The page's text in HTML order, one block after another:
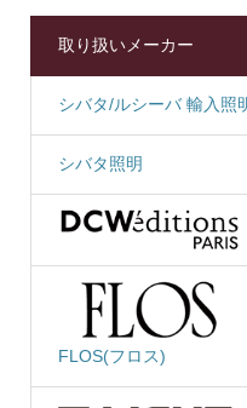
取り扱いメーカー
シバタ/ルシーバ 輸入照
シバタ照明
FLOS(フロス)